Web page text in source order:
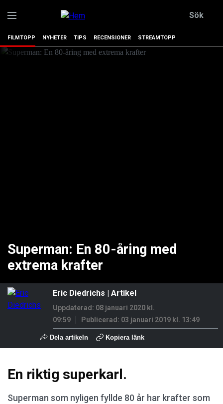
Sök
FILMTOPP NYHETER TIPS RECENSIONER STREAMTOPP
Superman: En 80-åring med
extrema krafter
Eric Diedrichs | Artikel
Uppdaterad: 08 januari 2020 kl.
09:59
Publicerad: 03 januari 2019 kl. 13:49
Dela artikeln Kopiera länk
En riktig superkarl.
Superman som nyligen fyllde 80 år har krafter som